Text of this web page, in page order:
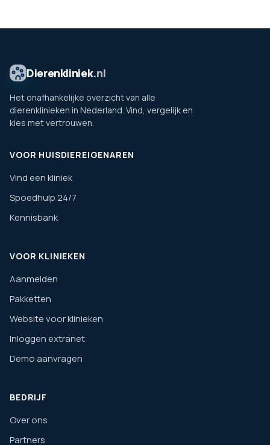
Dierenkliniek.nl
Het onafhankelijke overzicht van alle
dierenklinieken in Nederland. Vind, vergelijk en
kies met vertrouwen.
VOOR HUISDIEREIGENAREN
Vind een kliniek
Spoedhulp 24/7
Kennisbank
VOOR KLINIEKEN
Aanmelden
Pakketten
Website voor klinieken
Inloggen extranet
Demo aanvragen
BEDRIJF
Over ons
Partners